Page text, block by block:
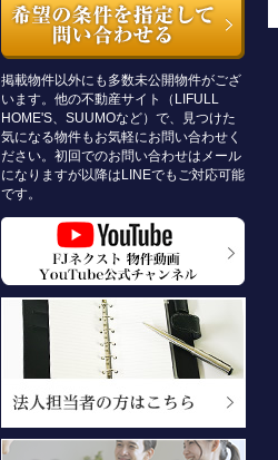
掲載物件以外にも多数未公開物件がござ
います。他の不動産サイト（LIFULL
HOME'S、SUUMOなど）で、見つけた
気になる物件もお気軽にお問い合わせく
ださい。初回でのお問い合わせはメール
になりますが以降はLINEでもご対応可能
です。